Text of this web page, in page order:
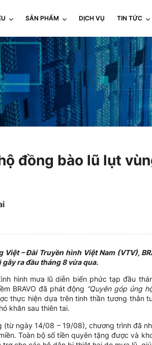
SẢN PHẨM DỊCH VỤ TIN TỨC
đồng bào lũ lụt
Việt – Đài Truyền hình Việt Nam (VTV),
ra đầu tháng 8 vừa qua.
hình mưa lũ diễn biến phức tạp đầu
BRAVO đã phát động “Quyên góp ủng
thực hiện dựa trên tinh thần tương thân
khăn sau thiên tai.
(từ ngày 14/08 – 19/08), chương trình đã
Toàn bộ số tiền quyên tặng được và